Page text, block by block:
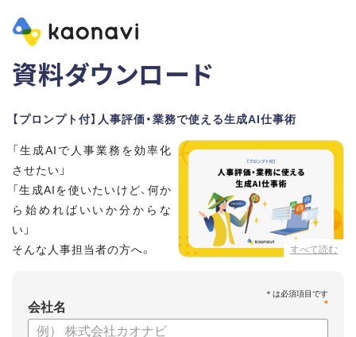
資料ダウンロード
【プロンプト付】人事評価・業務で使える生成AI仕事術
すべて読む
「生成AIで人事業務を効率化
させたい」
「生成AIを使いたいけど、何か
ら始めればいいか分からな
い」
そんな人事担当者の方へ。
本資料では、人事担当者300名の実態調査をもとに現場ですぐ
に役立つ生成AI活用術を紹介しています。
生成AI利用時のポイントや注意事項もまとめているため、これ
*
会社名